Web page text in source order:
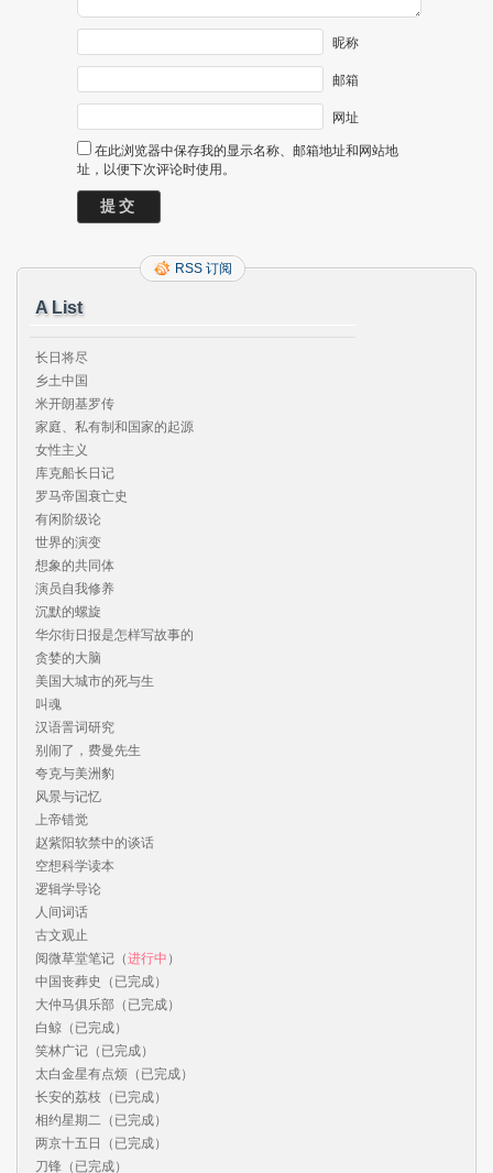
昵称
邮箱
网址
在此浏览器中保存我的显示名称、邮箱地址和网站地
址，以便下次评论时使用。
RSS 订阅
A List
长日将尽
乡土中国
米开朗基罗传
家庭、私有制和国家的起源
女性主义
库克船长日记
罗马帝国衰亡史
有闲阶级论
世界的演变
想象的共同体
演员自我修养
沉默的螺旋
华尔街日报是怎样写故事的
贪婪的大脑
美国大城市的死与生
叫魂
汉语詈词研究
别闹了，费曼先生
夸克与美洲豹
风景与记忆
上帝错觉
赵紫阳软禁中的谈话
空想科学读本
逻辑学导论
人间词话
古文观止
阅微草堂笔记（进行中 ）
中国丧葬史（已完成）
大仲马俱乐部（已完成）
白鲸（已完成）
笑林广记（已完成）
太白金星有点烦（已完成）
长安的荔枝（已完成）
相约星期二（已完成）
两京十五日（已完成）
刀锋（已完成）